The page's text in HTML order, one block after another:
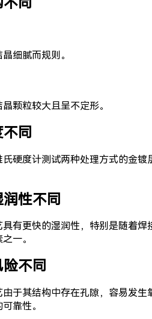
细腻而规则。
颗粒较大且呈不定形。
同
氏硬度计测试两种处理方式的金
性不同
具有更快的湿润性，特别是随着
一。
不同
由于其结构中存在孔隙，容易发
靠性。